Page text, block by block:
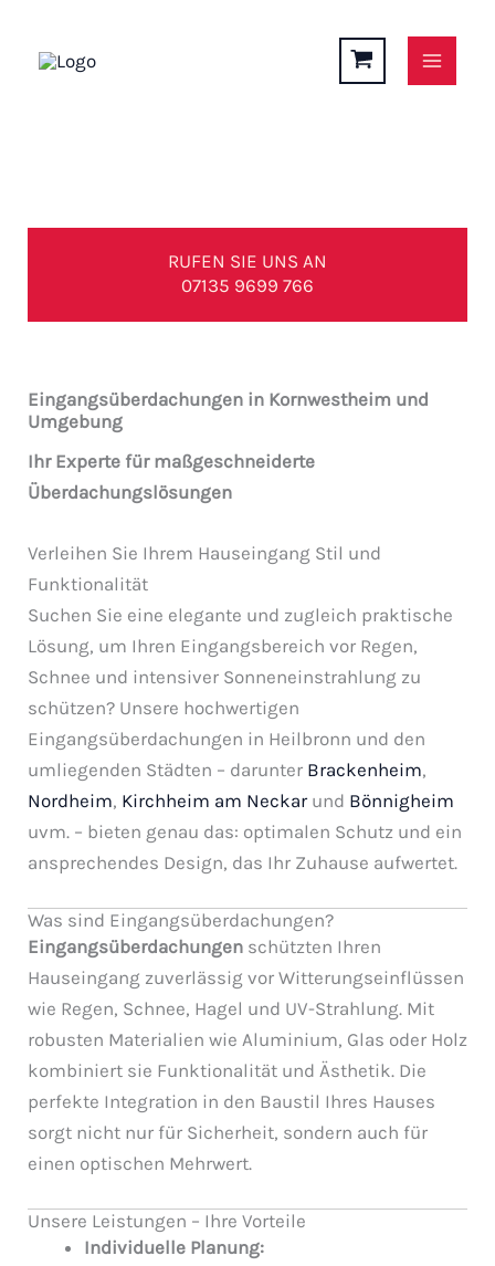
springen
RUFEN SIE UNS AN
07135 9699 766
Eingangsüberdachungen in Kornwestheim und
Umgebung
Ihr Experte für maßgeschneiderte
Überdachungslösungen
Verleihen Sie Ihrem Hauseingang Stil und
Funktionalität
Suchen Sie eine elegante und zugleich praktische
Lösung, um Ihren Eingangsbereich vor Regen,
Schnee und intensiver Sonneneinstrahlung zu
schützen? Unsere hochwertigen
Eingangsüberdachungen in Heilbronn und den
umliegenden Städten – darunter Brackenheim,
Nordheim, Kirchheim am Neckarund Bönnigheim
uvm. – bieten genau das: optimalen Schutz und ein
ansprechendes Design, das Ihr Zuhause aufwertet.
Was sind Eingangsüberdachungen?
Eingangsüberdachungen schützten Ihren
Hauseingang zuverlässig vor Witterungseinflüssen
wie Regen, Schnee, Hagel und UV-Strahlung. Mit
robusten Materialien wie Aluminium, Glas oder Holz
kombiniert sie Funktionalität und Ästhetik. Die
perfekte Integration in den Baustil Ihres Hauses
sorgt nicht nur für Sicherheit, sondern auch für
einen optischen Mehrwert.
Unsere Leistungen – Ihre Vorteile
Individuelle Planung: